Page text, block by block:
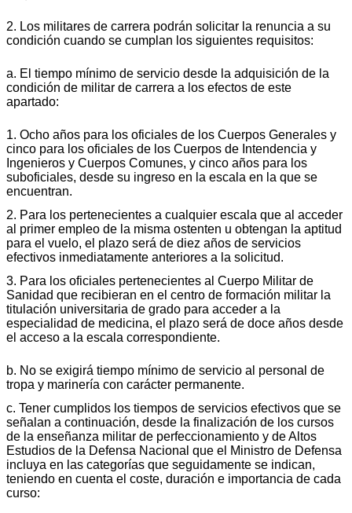
2. Los militares de carrera podrán solicitar la renuncia a su
condición cuando se cumplan los siguientes requisitos:
a. El tiempo mínimo de servicio desde la adquisición de la
condición de militar de carrera a los efectos de este
apartado:
1. Ocho años para los oficiales de los Cuerpos Generales y
cinco para los oficiales de los Cuerpos de Intendencia y
Ingenieros y Cuerpos Comunes, y cinco años para los
suboficiales, desde su ingreso en la escala en la que se
encuentran.
2. Para los pertenecientes a cualquier escala que al acceder
al primer empleo de la misma ostenten u obtengan la aptitud
para el vuelo, el plazo será de diez años de servicios
efectivos inmediatamente anteriores a la solicitud.
3. Para los oficiales pertenecientes al Cuerpo Militar de
Sanidad que recibieran en el centro de formación militar la
titulación universitaria de grado para acceder a la
especialidad de medicina, el plazo será de doce años desde
el acceso a la escala correspondiente.
b. No se exigirá tiempo mínimo de servicio al personal de
tropa y marinería con carácter permanente.
c. Tener cumplidos los tiempos de servicios efectivos que se
señalan a continuación, desde la finalización de los cursos
de la enseñanza militar de perfeccionamiento y de Altos
Estudios de la Defensa Nacional que el Ministro de Defensa
incluya en las categorías que seguidamente se indican,
teniendo en cuenta el coste, duración e importancia de cada
curso: